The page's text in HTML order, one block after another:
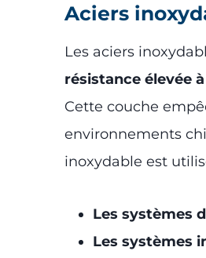
Aciers
Les aciers
résistance élevée
Cette couche
environnements
inoxydable est
Les systèmes
Les systèmes